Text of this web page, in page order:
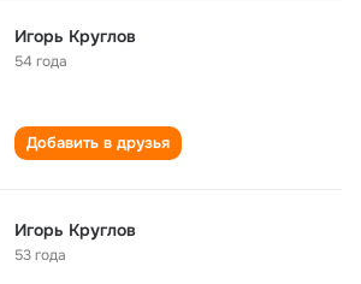
Игорь Круглов
54 года
Добавить в друзья
Игорь Круглов
53 года